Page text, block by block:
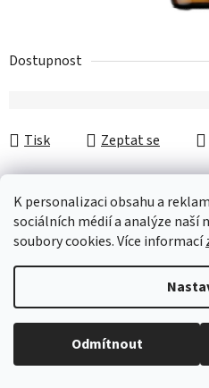
K personalizaci obsahu a
sociálních médií a analýze naší
soubory cookies. Více informací
Odmítnout
Dostupnost
Tisk Zeptat se
Popis
Copyright 2026
Upravit